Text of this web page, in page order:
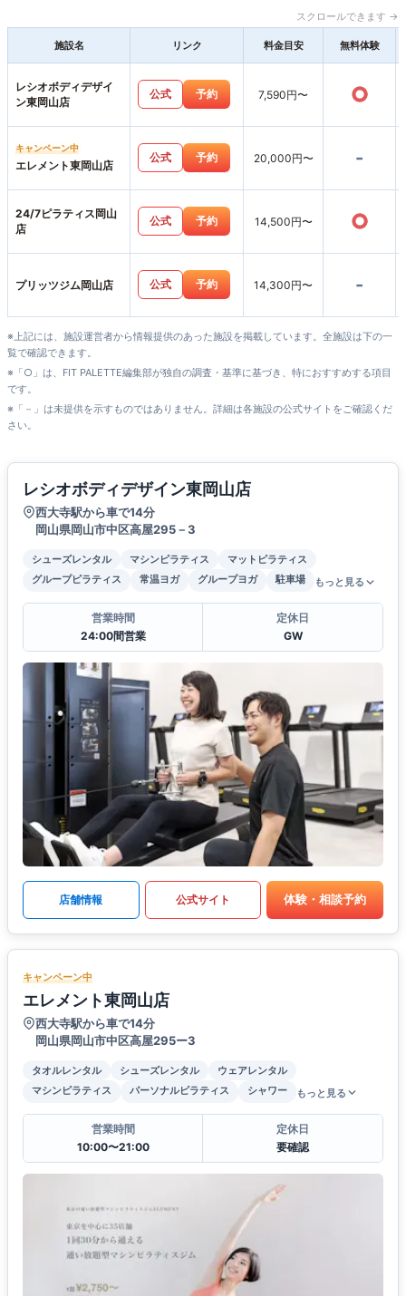
スクロールできます →
施設名 リンク 料金目安 無料体験
レシオボディデザイ
ン東岡山店
公式 予約 7,590円〜 ○
キャンペーン中
エレメント東岡山店
公式 予約 20,000円〜 -
24/7ピラティス岡山
店
公式 予約 14,500円〜 ○
プリッツジム岡山店 公式 予約 14,300円〜 -
※上記には、施設運営者から情報提供のあった施設を掲載しています。全施設は下の一
覧で確認できます。
※「○」は、FIT PALETTE編集部が独自の調査・基準に基づき、特におすすめする項目
です。
※「－」は未提供を示すものではありません。詳細は各施設の公式サイトをご確認くだ
さい。
レシオボディデザイン東岡山店
西大寺駅から車で14分
岡山県岡山市中区高屋295－3
シューズレンタル マシンピラティス
マットピラティス
グループピラティス
常温ヨガ グループヨガ 駐車場 もっと見る
営業時間
24:00間営業
定休日
GW
店舗情報 公式サイト 体験・相談予約
キャンペーン中
エレメント東岡山店
西大寺駅から車で14分
岡山県岡山市中区高屋295ー3
タオルレンタル シューズレンタル
ウェアレンタル
マシンピラティス
パーソナルピラティス シャワー もっと見る
営業時間
10:00〜21:00
定休日
要確認